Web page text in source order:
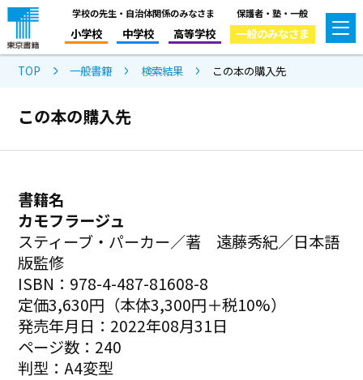
学校の先生・自治体関係のみなさま
小学校 中学校 高等学校
保護者・塾・一般
一般のみなさま
TOP 一般書籍 検索結果 この本の購入先
この本の購入先
書籍名
カモフラージュ
スティーブ・パーカー／著 遠藤秀紀／日本語
版監修
ISBN：978-4-487-81608-8
定価3,630円（本体3,300円＋税10%）
発売年月日：2022年08月31日
ページ数：240
判型：A4変型